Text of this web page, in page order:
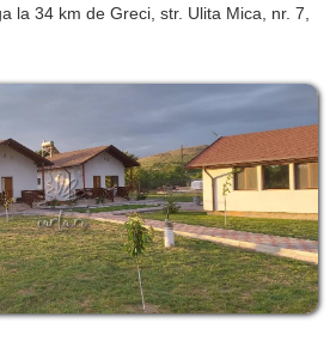
la 34 km de Greci, str. Ulita Mica, nr. 7